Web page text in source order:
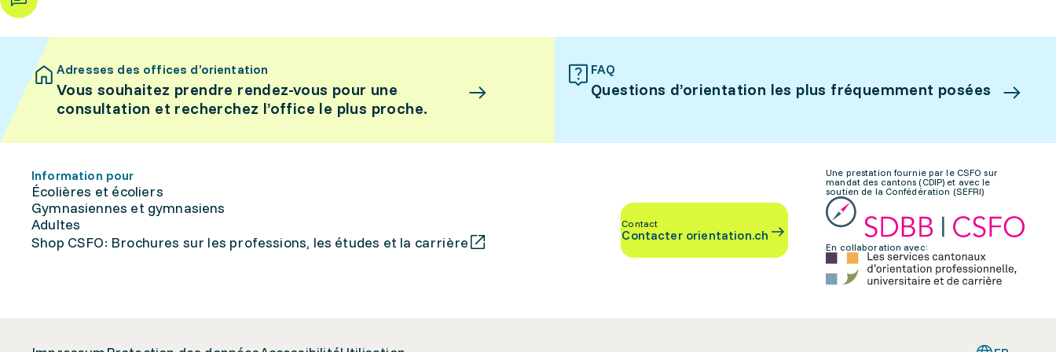
Adresses des offices d’orientation
Vous souhaitez prendre rendez-vous pour une
consultation et recherchez l’office le plus proche.
FAQ
Questions d’orientation les plus fréquemment posées
Information pour
Écolières et écoliers
Gymnasiennes et gymnasiens
Adultes
Shop CSFO: Brochures sur les professions, les études et la carrière
Contact
Contacter orientation.ch
Une prestation fournie par le CSFO sur
mandat des cantons (CDIP) et avec le
soutien de la Confédération (SEFRI)
En collaboration avec: